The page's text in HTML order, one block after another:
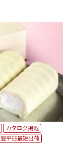
カタログ掲載
翌平日最短出荷